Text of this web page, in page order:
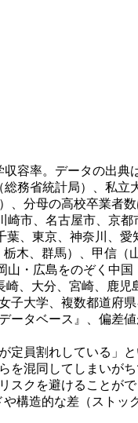
容率。データの出
務省統計局）、私立
分母の高校卒業者
市、名古屋市、京
、東京、神奈川、
木、群馬）、甲信（
・広島をのぞく中国
、大分、宮崎、鹿児
子大学、複数都道府
タベース』、偏差
定員割れしている」
混同してしまいが
スクを避けることが
構造的な差（ストッ